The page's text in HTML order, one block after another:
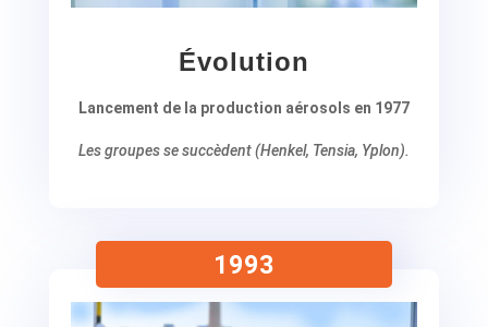
Évolution
Lancement de la production aérosols en 1977
Les groupes se succèdent (Henkel, Tensia, Yplon).
1993